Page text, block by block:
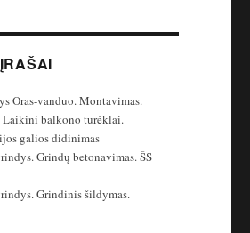
Oras-vanduo. Montavimas.
Laikini balkono turėklai.
galios didinimas
Grindų betonavimas. ŠS
Grindinis šildymas.